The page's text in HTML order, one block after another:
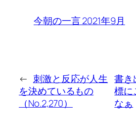
今朝の一言 2021年9月
← 刺激と反応が人生
を決めているもの
（No.2,270）
書き
標に
なぁ